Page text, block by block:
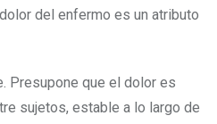
del enfermo es un atributo
Presupone que el dolor es
sujetos, estable a lo largo de